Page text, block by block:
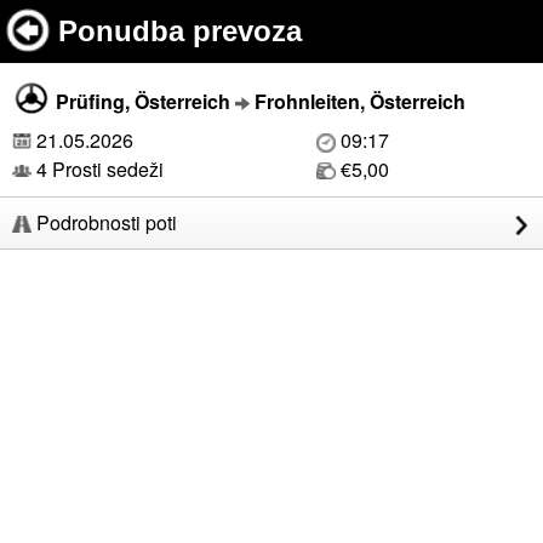
Ponudba prevoza
Prüfing, Österreich
Frohnleiten, Österreich
21.05.2026
09:17
4 Prosti sedeži
€5,00
Podrobnosti poti